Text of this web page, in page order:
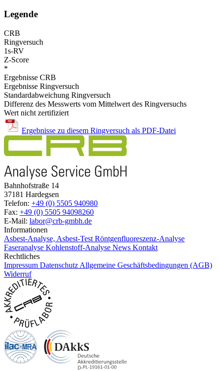
Legende
CRB
Ringversuch
1s-RV
Z-Score
*
Ergebnisse CRB
Ergebnisse Ringversuch
Standardabweichung Ringversuch
Differenz des Messwerts vom Mittelwert des Ringversuchs
Wert nicht zertifiziert
Ergebnisse zu diesem Ringversuch als PDF-Datei
Bahnhofstraße 14
37181 Hardegsen
Telefon: +49 (0) 5505 940980
Fax: +49 (0) 5505 94098260
E-Mail: labor@crb-gmbh.de
Informationen
Asbest-Analyse, Asbest-Test Röntgenfluoreszenz-Analyse
Faseranalyse Kohlenstoff-Analyse News Kontakt
Rechtliches
Impressum Datenschutz Allgemeine Geschäftsbedingungen (AGB)
Widerruf